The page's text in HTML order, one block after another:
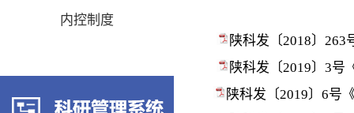
内控制度
陕科发〔2018〕
陕科发〔2019〕3号
陕科发〔2019〕6号